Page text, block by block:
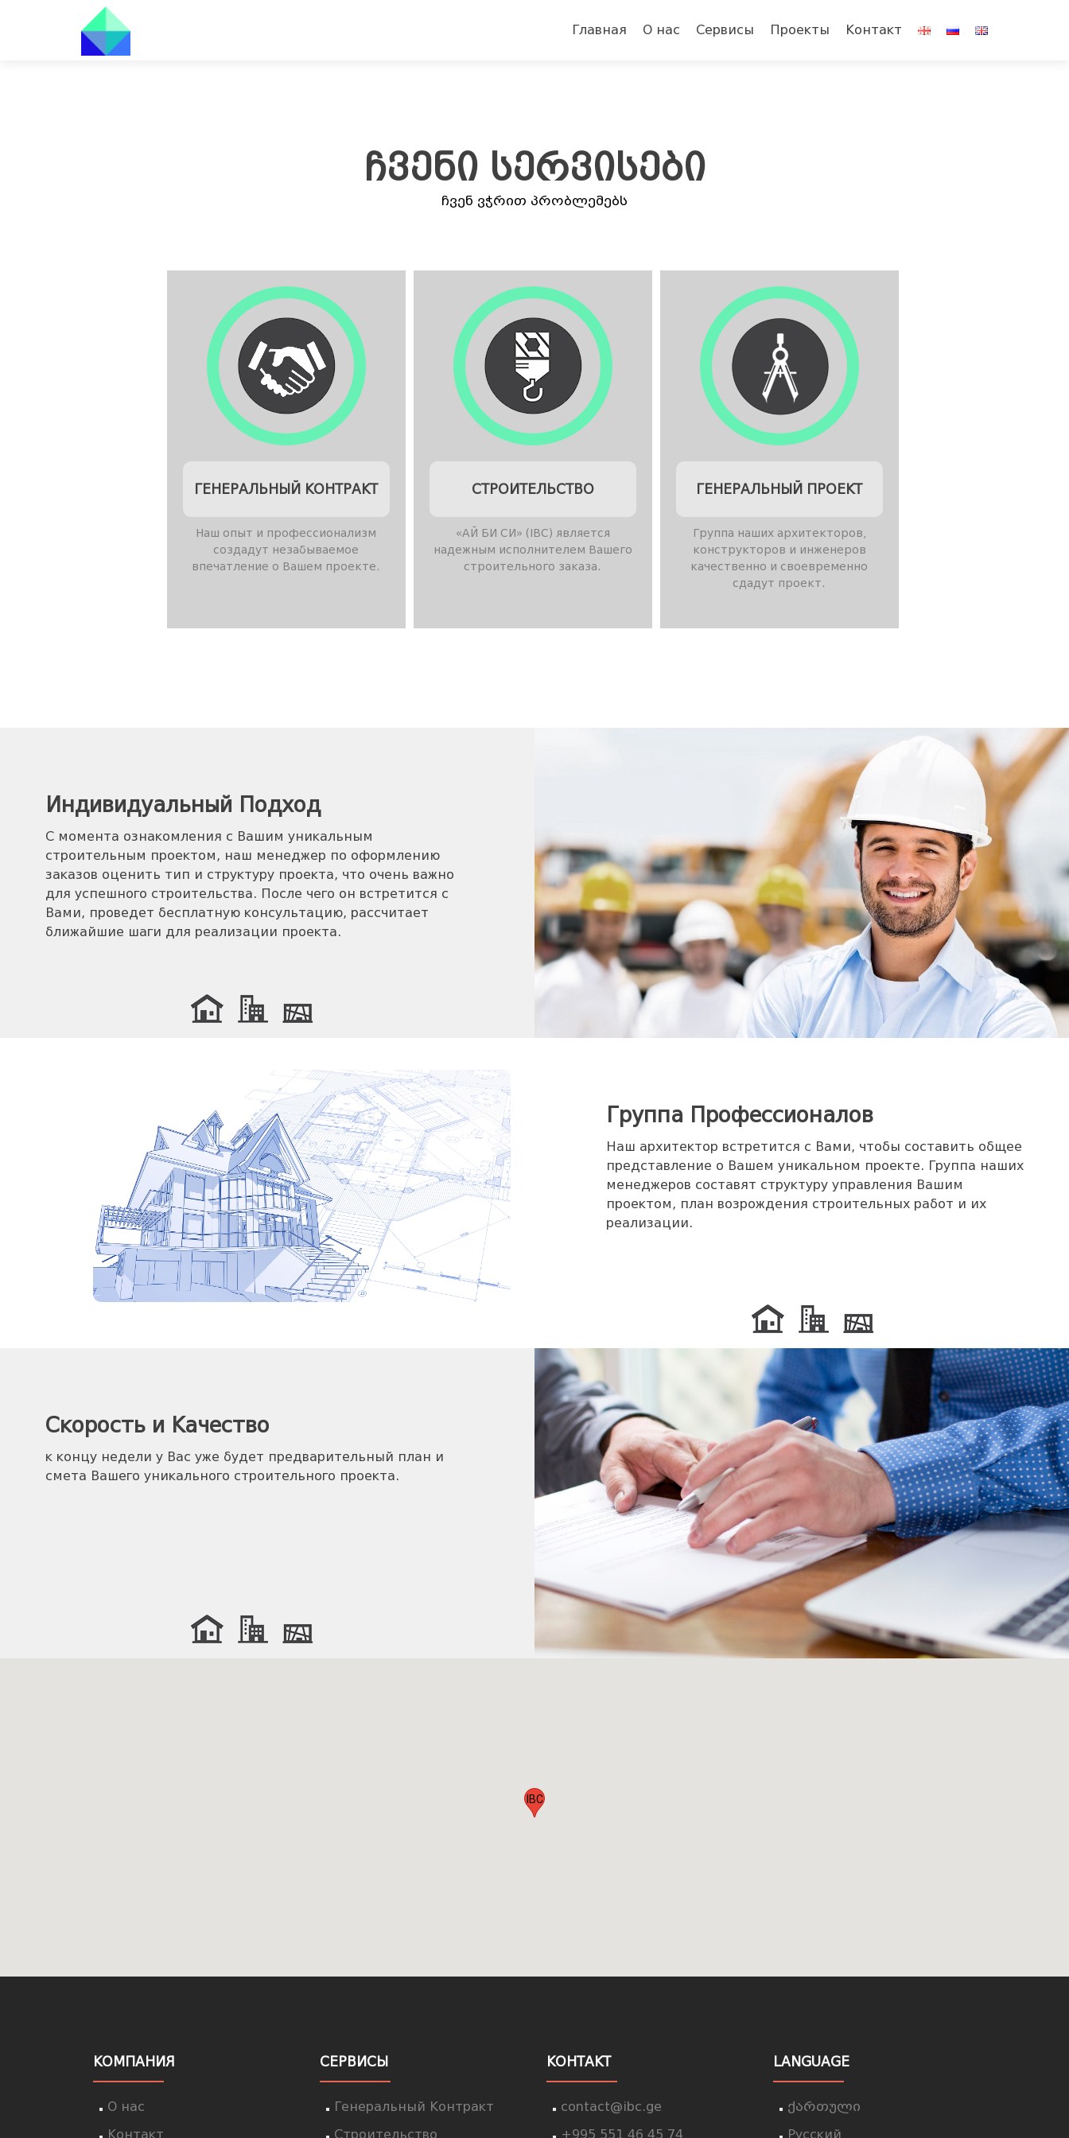
Главная
О нас Сервисы Проекты Контакт
ᲩᲕᲔᲜᲘ ᲡᲔᲠᲕᲘᲡᲔᲑᲘ
ჩვენ ვჭრით პრობლემებს
ГЕНЕРАЛЬНЫЙ КОНТРАКТ
Наш опыт и профессионализм
создадут незабываемое
впечатление о Вашем проекте.
СТРОИТЕЛЬСТВО
«АЙ БИ СИ» (IBC) является
надежным исполнителем Вашего
строительного заказа.
ГЕНЕРАЛЬНЫЙ ПРОЕКТ
Группа наших архитекторов,
конструкторов и инженеров
качественно и своевременно
сдадут проект.
Индивидуальный Подход
С момента ознакомления с Вашим уникальным
строительным проектом, наш менеджер по оформлению
заказов оценить тип и структуру проекта, что очень важно
для успешного строительства. После чего он встретится с
Вами, проведет бесплатную консультацию, рассчитает
ближайшие шаги для реализации проекта.
Группа Профессионалов
Наш архитектор встретится с Вами, чтобы составить общее
представление о Вашем уникальном проекте. Группа наших
менеджеров составят структуру управления Вашим
проектом, план возрождения строительных работ и их
реализации.
Скорость и Качество
к концу недели у Вас уже будет предварительный план и
смета Вашего уникального строительного проекта.
IBC
КОМПАНИЯ
О нас
Контакт
СЕРВИСЫ
Генеральный Контракт
Строительство
КОНТАКТ
contact@ibc.ge
+995 551 46 45 74
LANGUAGE
ქართული
Русский